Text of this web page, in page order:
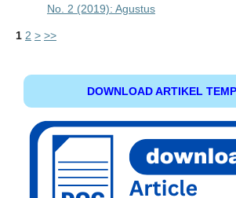
No. 2 (2019): Agustus
1 2 > >>
DOWNLOAD ARTIKEL